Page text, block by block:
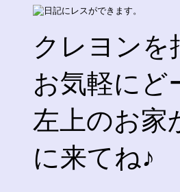
クレヨンを
お気軽に
左上のお家
に来てね♪